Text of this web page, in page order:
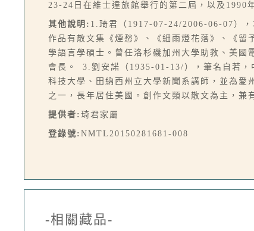
23-24日在維士達旅館舉行的第二屆，以及1990
其他說明: 1.琦君（1917-07-24/2006-06-07），
作品有散文集《煙愁》、《細雨燈花落》、《
學語言學碩士。曾任洛杉磯加州大學助教、美
會長。 3.劉安諾（1935-01-13/），筆名自若，
科技大學、田納西州立大學新聞系講師，並為愛
之一，長年居住美國。創作文類以散文為主，
提供者: 琦君家屬
登錄號: NMTL20150281681-008
-相關藏品-